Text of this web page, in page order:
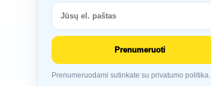
Prenumeruoti
Prenumeruodami sutinkate su privatumo politika.